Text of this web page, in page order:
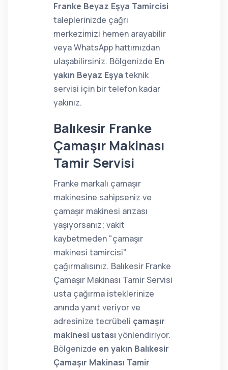
Franke Beyaz Eşya Tamircisi
taleplerinizde çağrı
merkezimizi hemen arayabilir
veya WhatsApp hattımızdan
ulaşabilirsiniz. Bölgenizde En
yakın Beyaz Eşya teknik
servisi için bir telefon kadar
yakınız.
Balıkesir Franke
Çamaşır Makinası
Tamir Servisi
Franke markalı çamaşır
makinesine sahipseniz ve
çamaşır makinesi arızası
yaşıyorsanız; vakit
kaybetmeden "çamaşır
makinesi tamircisi"
çağırmalısınız. Balıkesir Franke
Çamaşır Makinası Tamir Servisi
usta çağırma isteklerinize
anında yanıt veriyor ve
adresinize tecrübeli çamaşır
makinesi ustası yönlendiriyor.
Bölgenizde en yakın Balıkesir
Çamaşır Makinası Tamir